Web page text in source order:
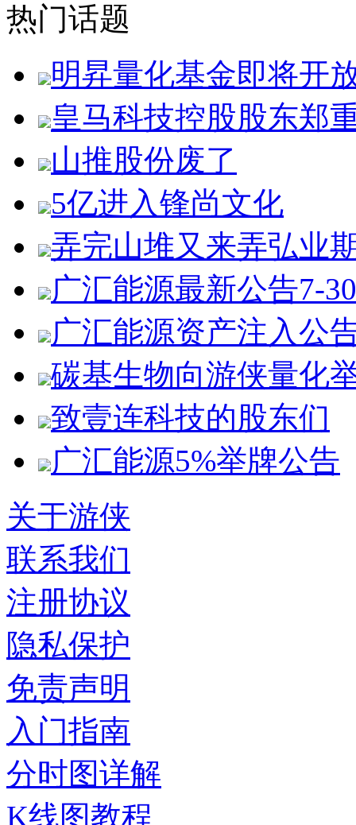
热门话题
明昇量化基金即将开
皇马科技控股股东郑
山推股份废了
5亿进入锋尚文化
弄完山堆又来弄弘业
广汇能源最新公告7-30
广汇能源资产注入公
碳基生物向游侠量化
致壹连科技的股东们
广汇能源5%举牌公告
关于游侠
联系我们
注册协议
隐私保护
免责声明
入门指南
分时图详解
K线图教程